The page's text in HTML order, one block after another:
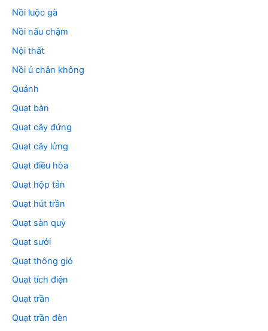
Nồi luộc gà
Nồi nấu chậm
Nội thất
Nồi ủ chân không
Quánh
Quạt bàn
Quạt cây đứng
Quạt cây lửng
Quạt điều hòa
Quạt hộp tản
Quạt hút trần
Quạt sàn quỳ
Quạt sưởi
Quạt thông gió
Quạt tích điện
Quạt trần
Quạt trần đèn